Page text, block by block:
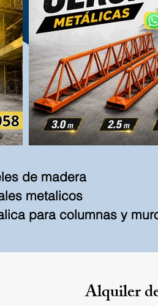
de madera
metalicos
para columnas y
Alquiler